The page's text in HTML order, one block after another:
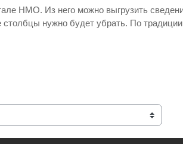
НМО. Из него можно выгрузить
нужно будет убрать. По